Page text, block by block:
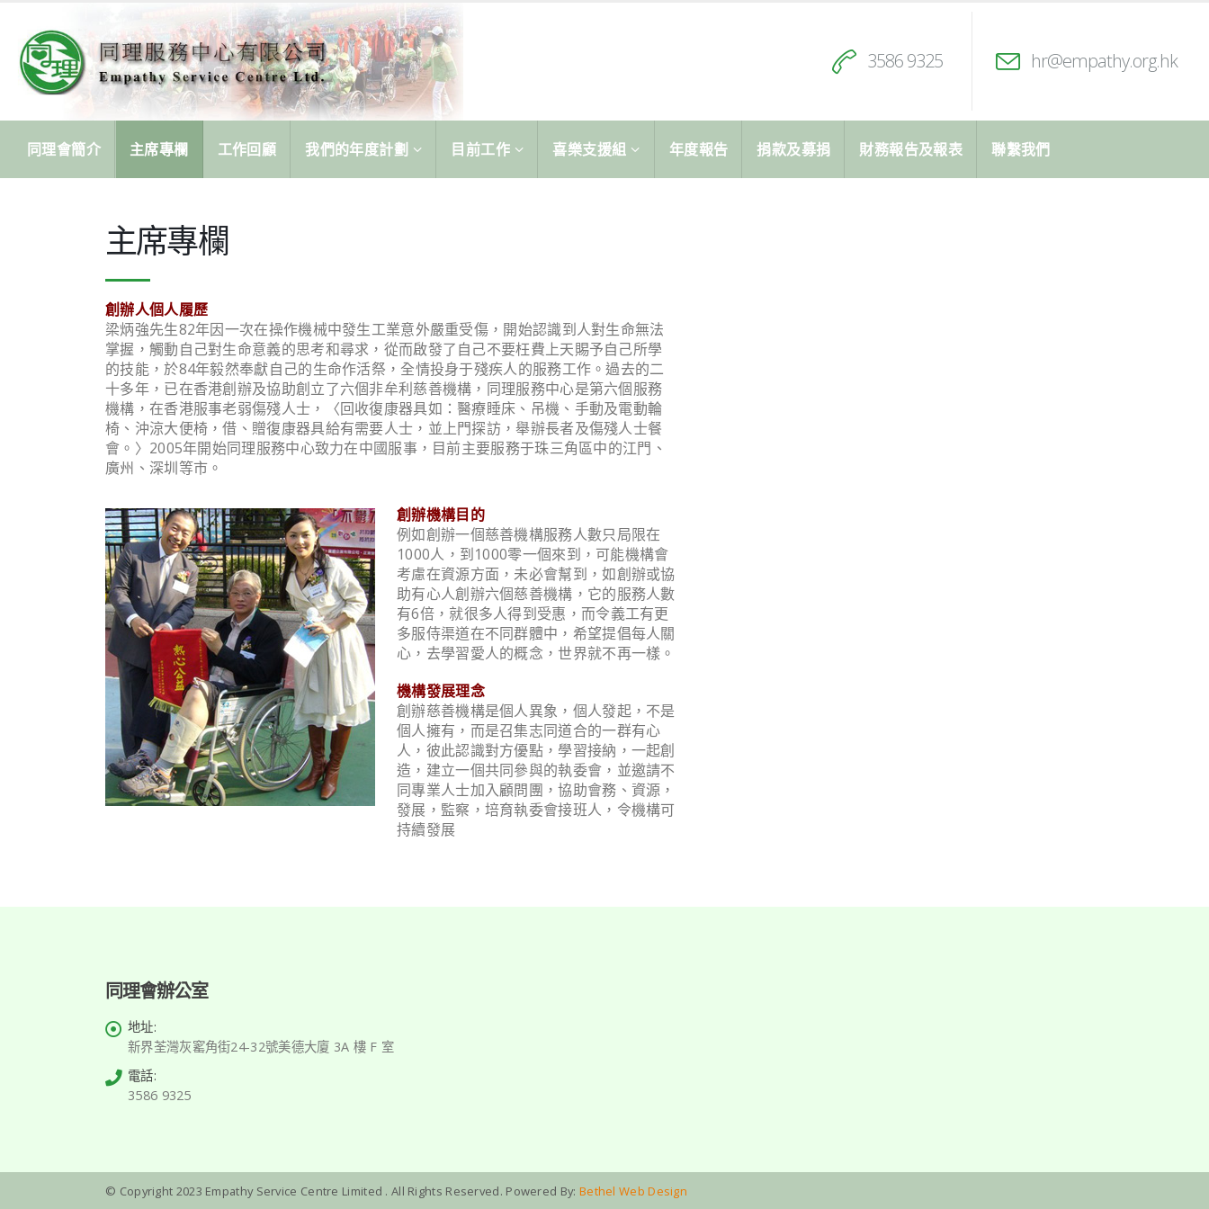
3586 9325 hr@empathy.org.hk
同理會簡介 主席專欄 工作回顧 我們的年度計劃 目前工作 喜樂支援組 年度報告 捐款及募捐 財務報告及報表 聯繫我們
主席專欄
創辦人個人履歷
梁炳強先生82年因一次在操作機械中發生工業意外嚴重受傷，開始認識到人對生命無法
掌握，觸動自己對生命意義的思考和尋求，從而啟發了自己不要枉費上天賜予自己所學
的技能，於84年毅然奉獻自己的生命作活祭，全情投身于殘疾人的服務工作。過去的二
十多年，已在香港創辦及協助創立了六個非牟利慈善機構，同理服務中心是第六個服務
機構，在香港服事老弱傷殘人士，〈回收復康器具如：醫療睡床、吊機、手動及電動輪
椅、沖涼大便椅，借、贈復康器具給有需要人士，並上門探訪，舉辦長者及傷殘人士餐
會。〉2005年開始同理服務中心致力在中國服事，目前主要服務于珠三角區中的江門、
廣州、深圳等市。
創辦機構目的
例如創辦一個慈善機構服務人數只局限在
1000人，到1000零一個來到，可能機構會
考慮在資源方面，未必會幫到，如創辦或協
助有心人創辦六個慈善機構，它的服務人數
有6倍，就很多人得到受惠，而令義工有更
多服侍渠道在不同群體中，希望提倡每人關
心，去學習愛人的概念，世界就不再一樣。
機構發展理念
創辦慈善機構是個人異象，個人發起，不是
個人擁有，而是召集志同道合的一群有心
人，彼此認識對方優點，學習接納，一起創
造，建立一個共同參與的執委會，並邀請不
同專業人士加入顧問團，協助會務、資源，
發展，監察，培育執委會接班人，令機構可
持續發展
同理會辦公室
地址:
新界荃灣灰窰角街24-32號美德大廈 3A 樓 F 室
電話:
3586 9325
© Copyright 2023 Empathy Service Centre Limited . All Rights Reserved. Powered By: Bethel Web Design